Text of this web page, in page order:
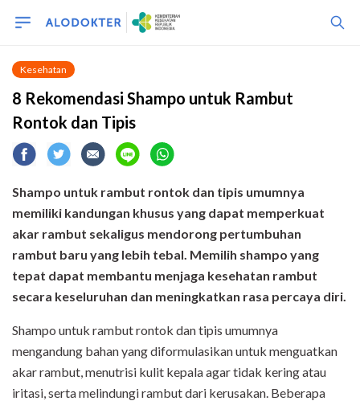
Kesehatan
8 Rekomendasi Shampo untuk Rambut
Rontok dan Tipis
Shampo untuk rambut rontok dan tipis umumnya
memiliki kandungan khusus yang dapat memperkuat
akar rambut sekaligus mendorong pertumbuhan
rambut baru yang lebih tebal. Memilih shampo yang
tepat dapat membantu menjaga kesehatan rambut
secara keseluruhan dan meningkatkan rasa percaya diri.
Shampo untuk rambut rontok dan tipis umumnya
mengandung bahan yang diformulasikan untuk menguatkan
akar rambut, menutrisi kulit kepala agar tidak kering atau
iritasi, serta melindungi rambut dari kerusakan. Beberapa